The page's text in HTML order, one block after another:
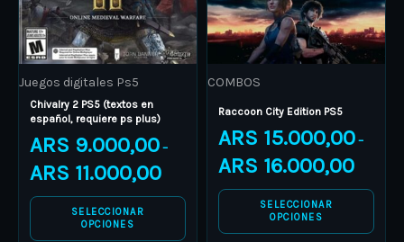
Juegos digitales Ps5
Chivalry 2 PS5 (textos en
español, requiere ps plus)
ARS 9.000,00 –
ARS 11.000,00
SELECCIONAR
OPCIONES
options
may
be
chosen
on
the
product
COMBOS
Raccoon City Edition PS5
ARS 15.000,00 –
ARS 16.000,00
SELECCIONAR
OPCIONES
options
may
chosen
on
the
product
page